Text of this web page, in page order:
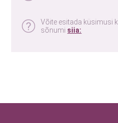
Võite esitada küsimusi
sõnumi siia: